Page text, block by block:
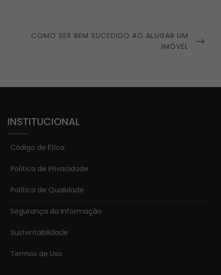
NEXT
COMO SER BEM SUCEDIDO AO ALUGAR UM
IMÓVEL
INSTITUCIONAL
Código de Ética
Política de Privacidade
Política de Qualidade
Segurança da Informação
Sustentabilidade
Termos de Uso